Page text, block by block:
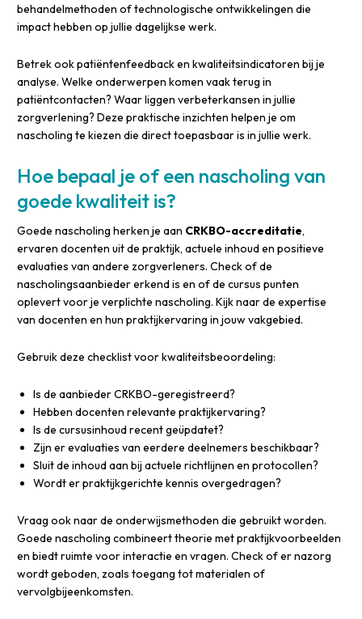
behandelmethoden of technologische ontwikkelingen die
impact hebben op jullie dagelijkse werk.
Betrek ook patiëntenfeedback en kwaliteitsindicatoren bij je
analyse. Welke onderwerpen komen vaak terug in
patiëntcontacten? Waar liggen verbeterkansen in jullie
zorgverlening? Deze praktische inzichten helpen je om
nascholing te kiezen die direct toepasbaar is in jullie werk.
Hoe bepaal je of een nascholing van
goede kwaliteit is?
Goede nascholing herken je aan CRKBO-accreditatie,
ervaren docenten uit de praktijk, actuele inhoud en positieve
evaluaties van andere zorgverleners. Check of de
nascholingsaanbieder erkend is en of de cursus punten
oplevert voor je verplichte nascholing. Kijk naar de expertise
van docenten en hun praktijkervaring in jouw vakgebied.
Gebruik deze checklist voor kwaliteitsbeoordeling:
Is de aanbieder CRKBO-geregistreerd?
Hebben docenten relevante praktijkervaring?
Is de cursusinhoud recent geüpdatet?
Zijn er evaluaties van eerdere deelnemers beschikbaar?
Sluit de inhoud aan bij actuele richtlijnen en protocollen?
Wordt er praktijkgerichte kennis overgedragen?
Vraag ook naar de onderwijsmethoden die gebruikt worden.
Goede nascholing combineert theorie met praktijkvoorbeelden
en biedt ruimte voor interactie en vragen. Check of er nazorg
wordt geboden, zoals toegang tot materialen of
vervolgbijeenkomsten.